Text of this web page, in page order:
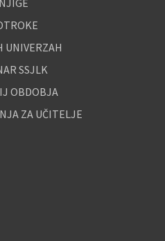
UNIVERZAH
SSJLK
OBDOBJA
ZA UČITELJE